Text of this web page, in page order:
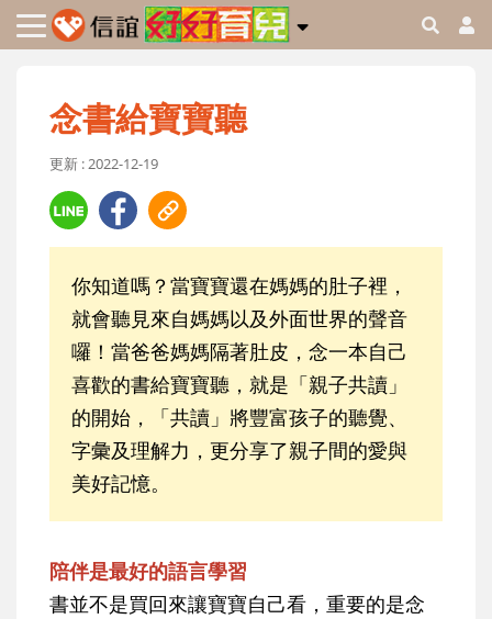
念書給寶寶聽
更新 : 2022-12-19
你知道嗎？當寶寶還在媽媽的肚子裡，
就會聽見來自媽媽以及外面世界的聲音
囉！當爸爸媽媽隔著肚皮，念一本自己
喜歡的書給寶寶聽，就是「親子共讀」
的開始，「共讀」將豐富孩子的聽覺、
字彙及理解力，更分享了親子間的愛與
美好記憶。
陪伴是最好的語言學習
書並不是買回來讓寶寶自己看，重要的是念